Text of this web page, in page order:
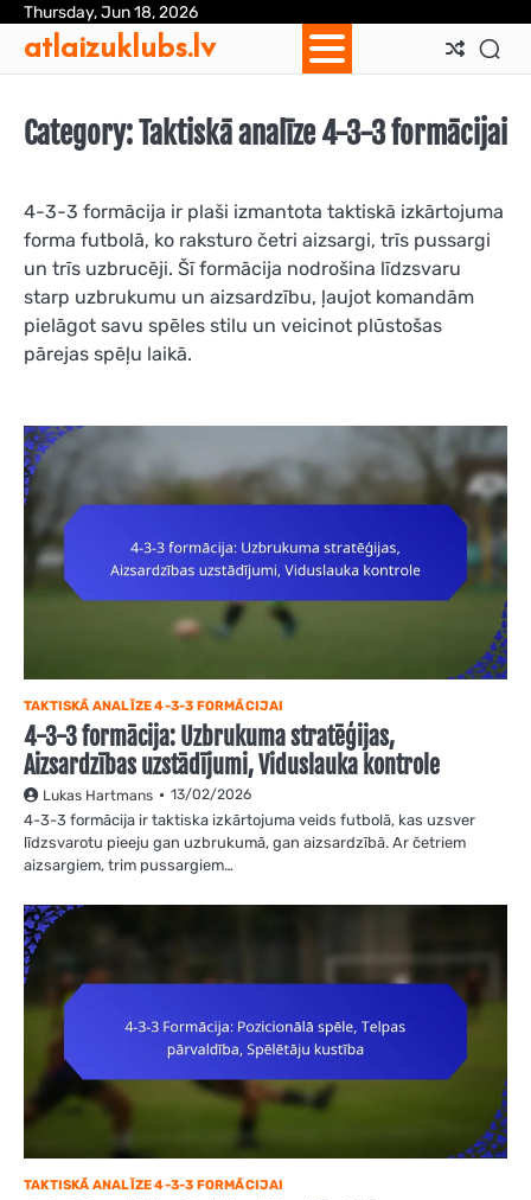
Skip
content
Thursday, Jun 18, 2026
atlaizuklubs.lv
Category:Taktiskā analīze 4-3-3 formācijai
4-3-3 formācija ir plaši izmantota taktiskā izkārtojuma
forma futbolā, ko raksturo četri aizsargi, trīs pussargi
un trīs uzbrucēji. Šī formācija nodrošina līdzsvaru
starp uzbrukumu un aizsardzību, ļaujot komandām
pielāgot savu spēles stilu un veicinot plūstošas
pārejas spēļu laikā.
TAKTISKĀ ANALĪZE 4-3-3 FORMĀCIJAI
4-3-3 formācija: Uzbrukuma stratēģijas,
Aizsardzības uzstādījumi, Viduslauka kontrole
Lukas Hartmans 13/02/2026
4-3-3 formācija ir taktiska izkārtojuma veids futbolā, kas uzsver
līdzsvarotu pieeju gan uzbrukumā, gan aizsardzībā. Ar četriem
aizsargiem, trim pussargiem…
TAKTISKĀ ANALĪZE 4-3-3 FORMĀCIJAI